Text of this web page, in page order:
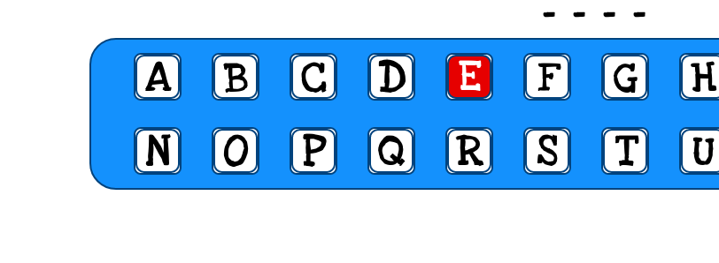
A B C D E F G H
N
O P Q R S T U